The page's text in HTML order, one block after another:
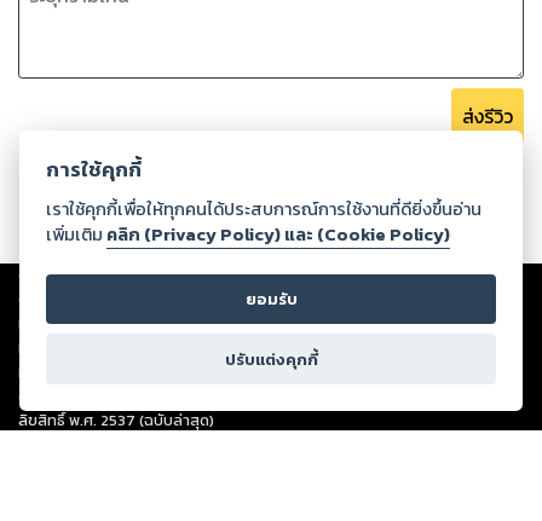
ส่งรีวิว
Copyright ©2026Storylog Co., Ltd. - สตอรี่ล็อกขอสงวนสิทธิ์ไม่รับผิดชอบ
ต่อผลงานหรือเนื้อหาใดที่อัปโหลดผ่านเว็บไซต์และปรากฏว่าละเมิดสิทธิใน
ทรัพย์สินทางปัญญาของบุคคลอื่นหรือขัดต่อกฎหมายและศีลธรรม ดังนั้น ผู้อ่าน
ทุกท่านโปรดใช้วิจารณญาณในการกลั่นกรองด้วยตนเอง และหากท่านพบว่าส่วน
หนึ่งส่วนใดขัดต่อกฎหมายและศีลธรรม กรุณาแจ้งมายังบริษัท เพื่อทีมงานจะได้
ดำเนินการในทันที ทั้งนี้ ทางสตอรี่ล็อกขอสงวนลิขสิทธิ์ตามพระราชบัญญัติ
ลิขสิทธิ์ พ.ศ. 2537 (ฉบับล่าสุด)
การใช้คุกกี้
เราใช้คุกกี้เพื่อให้ทุกคนได้ประสบการณ์การใช้งานที่ดียิ่งขึ้นอ่าน
เพิ่มเติม คลิก (Privacy Policy) และ (Cookie Policy)
ยอมรับ
ปรับแต่งคุกกี้